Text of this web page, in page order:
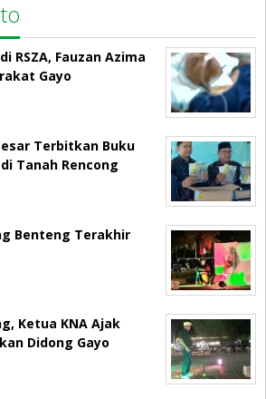
RSZA, Fauzan Azima
Gayo
Terbitkan Buku
Tanah Rencong
Benteng Terakhir
Ketua KNA Ajak
Didong Gayo